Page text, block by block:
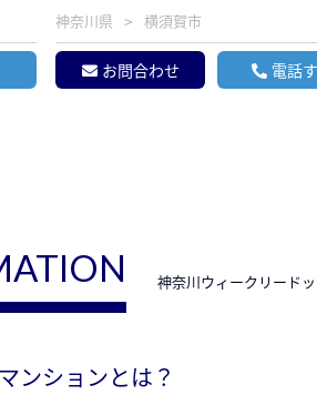
神奈川県 横須賀市
お問合わせ 電話
神奈川ウィークリード
ンションとは？